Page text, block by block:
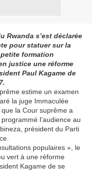
Rwanda s’est déclarée
pour statuer sur la
formation
justice une réforme
Paul Kagame de
estime un examen
la juge Immaculée
la Cour suprême a
l’audience au
président du Parti
populaires », le
vert à une réforme
Kagame de se